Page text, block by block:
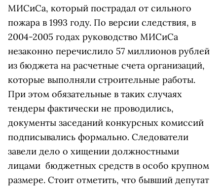
МИСиСа, который пострадал от сильного
пожара в 1993 году. По версии следствия, в
2004-2005 годах руководство МИСиСа
незаконно перечислило 57 миллионов рублей
из бюджета на расчетные счета организаций,
которые выполняли строительные работы.
При этом обязательные в таких случаях
тендеры фактически не проводились,
документы заседаний конкурсных комиссий
подписывались формально. Следователи
завели дело о хищении должностными
лицами бюджетных средств в особо крупном
размере. Стоит отметить, что бывший депутат